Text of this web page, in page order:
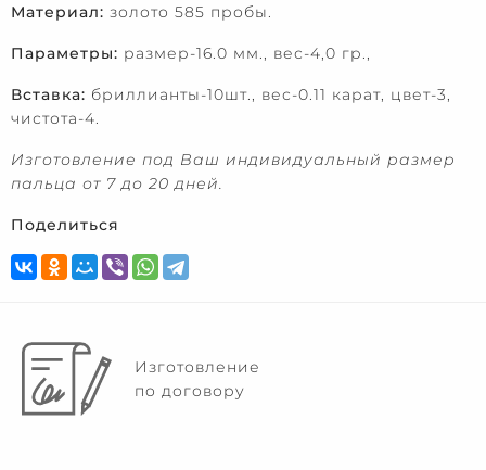
Материал: золото 585 пробы.
Параметры: размер-16.0 мм., вес-4,0 гр.,
Вставка: бриллианты-10шт., вес-0.11 карат, цвет-3,
чистота-4.
Изготовление под Ваш индивидуальный размер
пальца от 7 до 20 дней.
Поделиться
Изготовление
по договору